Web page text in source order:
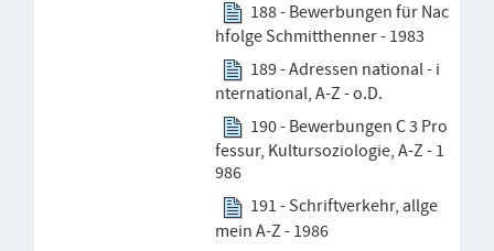
188 - Bewerbungen für Nac
hfolge Schmitthenner - 1983
189 - Adressen national - i
nternational, A-Z - o.D.
190 - Bewerbungen C 3 Pro
fessur, Kultursoziologie, A-Z - 1
986
191 - Schriftverkehr, allge
mein A-Z - 1986